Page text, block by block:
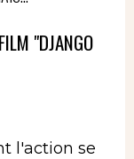
"DJANGO
l'action se